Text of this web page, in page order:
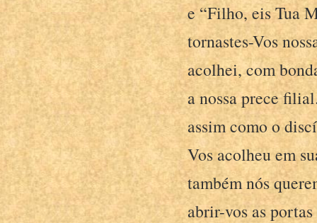
e “Filho, eis Tua
tornastes-Vos
acolhei, com
a nossa prece
assim como o
Vos acolheu em
também nós
abrir-vos as